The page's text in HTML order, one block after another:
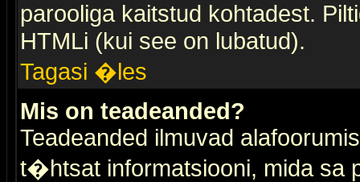
parooliga kaitstud kohtadest.
HTMLi (kui see on lubatud).
Tagasi �les
Mis on teadeanded?
Teadeanded ilmuvad
t�htsat informatsiooni, mida sa